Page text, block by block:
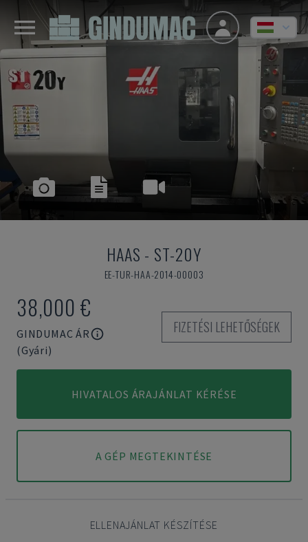
HAAS - ST-20Y
EE-TUR-HAA-2014-00003
38,000 €
GINDUMAC ÁR
(Gyári)
FIZETÉSI LEHETŐSÉGEK
HIVATALOS ÁRAJÁNLAT KÉRÉSE
A GÉP MEGTEKINTÉSE
ELLENAJÁNLAT KÉSZÍTÉSE